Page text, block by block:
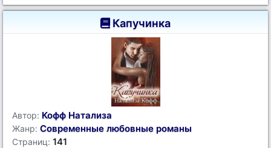
Капучинка
Автор: Кофф Натализа
Жанр: Современные любовные романы
Страниц: 141